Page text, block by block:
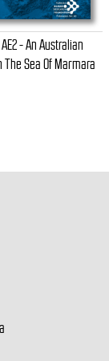
- An Australian
Sea Of Marmara